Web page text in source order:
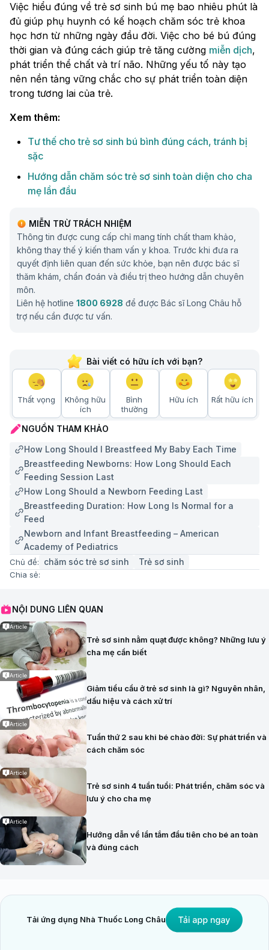
Việc hiểu đúng về trẻ sơ sinh bú mẹ bao nhiêu phút là
đủ giúp phụ huynh có kế hoạch chăm sóc trẻ khoa
học hơn từ những ngày đầu đời. Việc cho bé bú đúng
thời gian và đúng cách giúp trẻ tăng cường miễn dịch,
phát triển thể chất và trí não. Những yếu tố này tạo
nên nền tảng vững chắc cho sự phát triển toàn diện
trong tương lai của trẻ.
Xem thêm:
Tư thế cho trẻ sơ sinh bú bình đúng cách, tránh bị
sặc
Hướng dẫn chăm sóc trẻ sơ sinh toàn diện cho cha
mẹ lần đầu
MIỄN TRỪ TRÁCH NHIỆM
Thông tin được cung cấp chỉ mang tính chất tham khảo,
không thay thế ý kiến tham vấn y khoa. Trước khi đưa ra
quyết định liên quan đến sức khỏe, bạn nên được bác sĩ
thăm khám, chẩn đoán và điều trị theo hướng dẫn chuyên
môn.
Liên hệ hotline 1800 6928 để được Bác sĩ Long Châu hỗ
trợ nếu cần được tư vấn.
Bài viết có hữu ích với bạn?
Thất vọng
Không hữu
ích
Bình
thường
Hữu ích Rất hữu ích
NGUỒN THAM KHẢO
How Long Should I Breastfeed My Baby Each Time
Breastfeeding Newborns: How Long Should Each
Feeding Session Last
How Long Should a Newborn Feeding Last
Breastfeeding Duration: How Long Is Normal for a
Feed
Newborn and Infant Breastfeeding – American
Academy of Pediatrics
Chủ đề: chăm sóc trẻ sơ sinh Trẻ sơ sinh
Chia sẻ:
NỘI DUNG LIÊN QUAN
Article
Trẻ sơ sinh nằm quạt được không? Những lưu ý
cha mẹ cần biết
Article
Giảm tiểu cầu ở trẻ sơ sinh là gì? Nguyên nhân,
dấu hiệu và cách xử trí
Article
Tuần thứ 2 sau khi bé chào đời: Sự phát triển và
cách chăm sóc
Article
Trẻ sơ sinh 4 tuần tuổi: Phát triển, chăm sóc và
lưu ý cho cha mẹ
Article
Hướng dẫn về lần tắm đầu tiên cho bé an toàn
và đúng cách
Tải ứng dụng Nhà Thuốc Long Châu